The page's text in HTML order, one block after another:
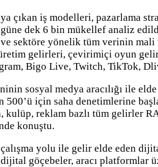
çıkan iş modelleri, pazarlama
dek 6 bin mükellef analiz
ve sektöre yönelik tüm verinin
gelirleri, çevirimiçi oyun
Bigo Live, Twitch, TikTok,
sosyal medya aracılığı ile
500’ü için saha denetimlerine
kulüp, reklam bazlı tüm gelirler
konuştu.
yolu ile gelir elde eden
göçebeler, aracı platformlar